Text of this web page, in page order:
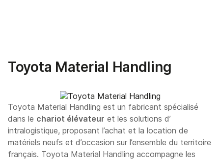
Toyota Material Handling
Toyota Material Handling est un fabricant spécialisé
dans le chariot élévateur et les solutions d’
intralogistique, proposant l’achat et la location de
matériels neufs et d’occasion sur l’ensemble du territoire
français. Toyota Material Handling accompagne les